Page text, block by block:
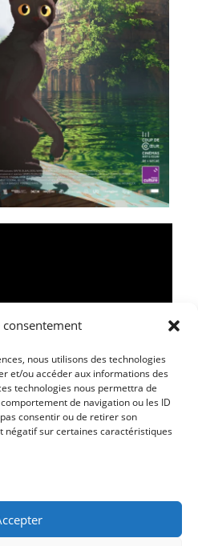
consentement
nous utilisons des technologies
et/ou accéder aux informations des
technologies nous permettra de
de navigation ou les ID
consentir ou de retirer son
négatif sur certaines caractéristiques
JUIN AU 17 JUIN 2025 – LA